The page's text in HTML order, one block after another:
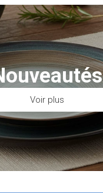
Voir plus